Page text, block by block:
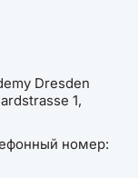
Dresden
1,
номер: